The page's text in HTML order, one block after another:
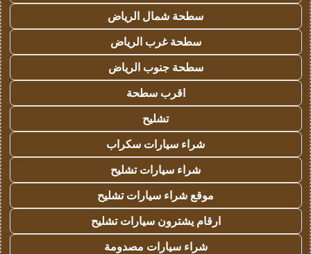
سطحة شمال الرياض
سطحة غرب الرياض
سطحة جنوب الرياض
اقرب سطحة
تشليح
شراء سيارات سكراب
شراء سيارات تشليح
موقع شراء سيارات تشليح
ارقام يشترون سيارات تشليح
شراء سيارات مصدومة